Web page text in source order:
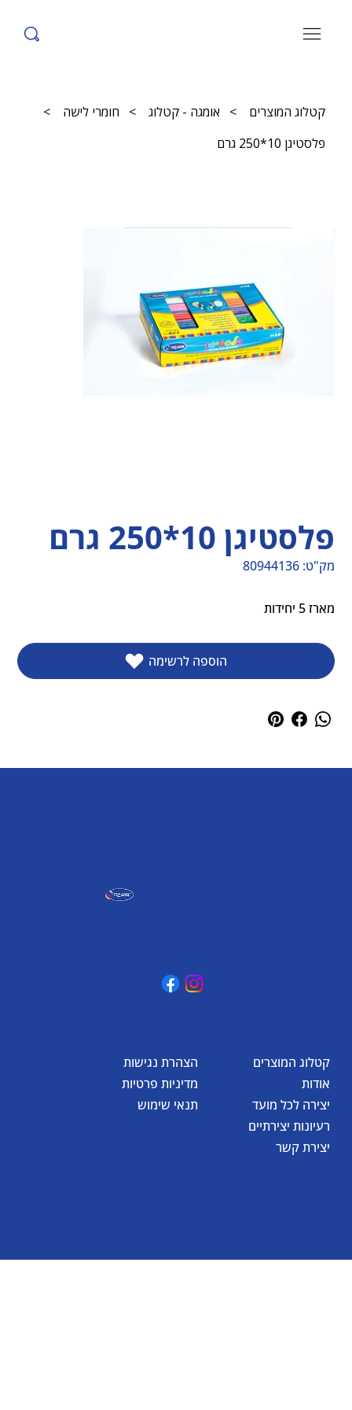
קטלוג המוצרים > אומגה - קטלוג > חומרי לישה
>
פלסטיגן 10*250 גרם
פלסטיגן 10*250 גרם
מק"ט:
מק"ט
80944136
80944136
מארז 5 יחידות
הוספה לרשימה
הצהרת נגישות
מדיניות פרטיות
תנאי שימוש
קטלוג המוצרים
אודות
יצירה לכל מועד
רעיונות יצירתיים
יצירת קשר